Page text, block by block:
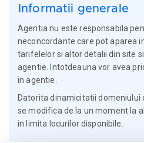
Informatii generale
Agentia nu este responsabila
neconcordante care pot aparea
tarifelelor si altor detalii din site
agentie. Intotdeauna vor avea
in agentie.
Datorita dinamicitatii
se modifica de la un moment la
in limita locurilor disponibile.